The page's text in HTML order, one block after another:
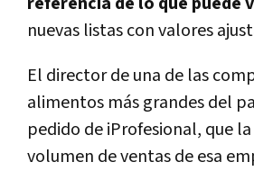
nuevas listas con valores
El director de una de las
alimentos más grandes del
pedido de iProfesional, que
volumen de ventas de esa